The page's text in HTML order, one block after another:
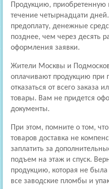
Продукцию,
течение четырнадцати
предоплату, денежные
позднее, чем через десять
оформления заявки.
Жители Москвы и
оплачивают продукцию при
отказаться от всего заказа
товары. Вам не придется
документы.
При этом, помните о том,
товаров доставка не
заплатить за
подъем на этаж и спуск.
продукцию, которая не
все заводские пломбы и